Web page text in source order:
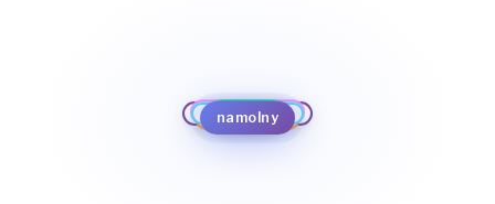
namolny
nachalny
naprzykrzający się
narzucający się
natarczywy
natrętny
nieustępliwy
obrzydły
prześladujący
uparty
upierdliwy
uporczywy
uprzykrzający się